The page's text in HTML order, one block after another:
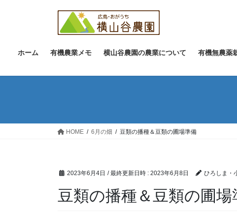
ス
ン
ホーム 有機農業メモ 横山谷農園の農業について 有機無農薬
HOME 6月の畑 豆類の播種＆豆類の圃場準備
2023年6月4日 / 最終更新日時 : 2023年6月8日 ひろしま・
豆類の播種＆豆類の圃場